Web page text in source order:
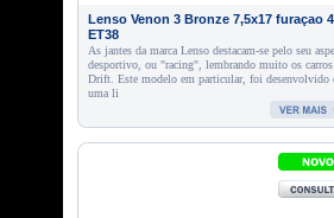
Lenso Venon 3 Bronze 7,5x17 furaçao
ET38
As jantes da marca Lenso destacam-se pelo seu
desportivo, ou "racing", lembrando muito os carros
Drift. Este modelo em particular, foi desenvolvido
uma li